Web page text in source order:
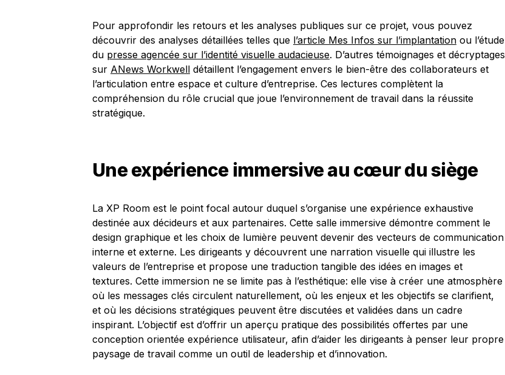
Pour approfondir les retours et les analyses publiques sur ce projet, vous pouvez
découvrir des analyses détaillées telles que l’article Mes Infos sur l’implantation ou l’étude
du presse agencée sur l’identité visuelle audacieuse. D’autres témoignages et décryptages
sur ANews Workwell détaillent l’engagement envers le bien-être des collaborateurs et
l’articulation entre espace et culture d’entreprise. Ces lectures complètent la
compréhension du rôle crucial que joue l’environnement de travail dans la réussite
stratégique.
Une expérience immersive au cœur du siège
La XP Room est le point focal autour duquel s’organise une expérience exhaustive
destinée aux décideurs et aux partenaires. Cette salle immersive démontre comment le
design graphique et les choix de lumière peuvent devenir des vecteurs de communication
interne et externe. Les dirigeants y découvrent une narration visuelle qui illustre les
valeurs de l’entreprise et propose une traduction tangible des idées en images et
textures. Cette immersion ne se limite pas à l’esthétique: elle vise à créer une atmosphère
où les messages clés circulent naturellement, où les enjeux et les objectifs se clarifient,
et où les décisions stratégiques peuvent être discutées et validées dans un cadre
inspirant. L’objectif est d’offrir un aperçu pratique des possibilités offertes par une
conception orientée expérience utilisateur, afin d’aider les dirigeants à penser leur propre
paysage de travail comme un outil de leadership et d’innovation.